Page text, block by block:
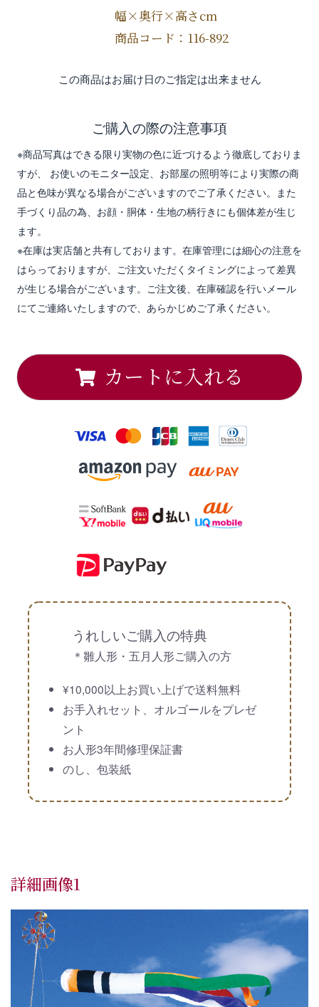
幅×奥行×高さcm
商品コード：116-892
この商品はお届け日のご指定は出来ません
ご購入の際の注意事項
※商品写真はできる限り実物の色に近づけるよう徹底しておりま
すが、 お使いのモニター設定、お部屋の照明等により実際の商
品と色味が異なる場合がございますのでご了承ください。また
手づくり品の為、お顔・胴体・生地の柄行きにも個体差が生じ
ます。
※在庫は実店舗と共有しております。在庫管理には細心の注意を
はらっておりますが、ご注文いただくタイミングによって差異
が生じる場合がございます。ご注文後、在庫確認を行いメール
にてご連絡いたしますので、あらかじめご了承ください。
カートに入れる
うれしいご購入の特典
＊雛人形・五月人形ご購入の方
¥10,000以上お買い上げで送料無料
お手入れセット、オルゴールをプレゼ
ント
お人形3年間修理保証書
のし、包装紙
詳細画像1